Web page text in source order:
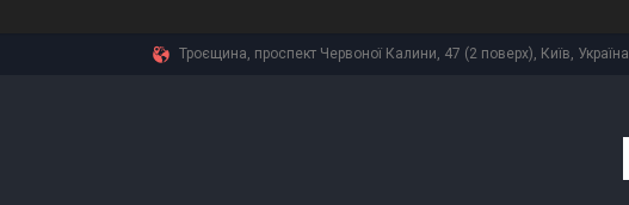
Троєщина, проспект Червоної Калини, 47 (2 поверх), Київ, Україна